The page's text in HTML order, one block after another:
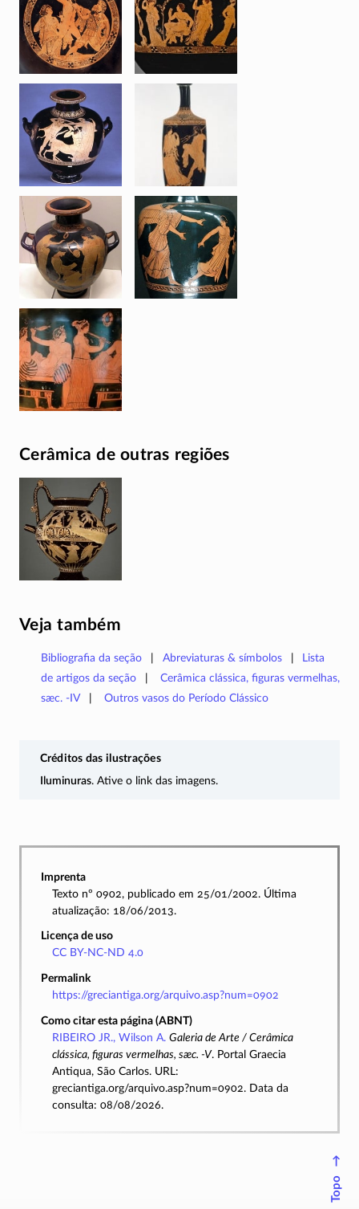
Cerâmica de outras regiões
Veja também
Bibliografia da seção Abreviaturas & símbolos
Lista
de artigos da seção
Cerâmica clássica, figuras vermelhas,
sæc. -IV
Outros vasos do Período Clássico
Créditos das ilustrações
Iluminuras. Ative o link das imagens.
Imprenta
Texto nº 0902, publicado em 25/01/2002. Última
atualização: 18/06/2013.
Licença de uso
CC BY-NC-ND 4.0
Permalink
https://greciantiga.org/arquivo.asp?num=0902
Como citar esta página (ABNT)
RIBEIRO JR., Wilson A. Galeria de Arte / Cerâmica
clássica, figuras vermelhas, sæc. -V. Portal Graecia
Antiqua, São Carlos. URL:
greciantiga.org/arquivo.asp?num=0902. Data da
consulta: 08/08/2026.
↑
Topo